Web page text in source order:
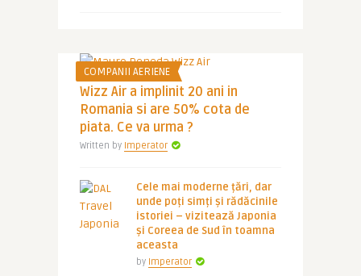
COMPANII AERIENE
Wizz Air a implinit 20 ani in
Romania si are 50% cota de
piata. Ce va urma ?
Written by Imperator
Cele mai moderne țări, dar
unde poți simți și rădăcinile
istoriei – vizitează Japonia
și Coreea de Sud în toamna
aceasta
by Imperator